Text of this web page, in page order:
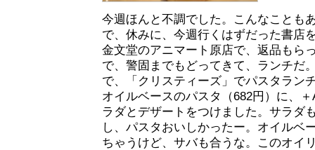
今週ほんと不調でした。こんなことも
で、休みに、今週行くはずだった書店
金文堂のアニマート原店で、返品もら
で、警固までもどってきて、ランチだ
で、「クリスティーズ」でパスタラン
オイルベースのパスタ（682円）に、
ラダとデザートをつけました。サラダ
し、パスタおいしかったー。オイルベ
ちゃうけど、サバも合うな。このオイ